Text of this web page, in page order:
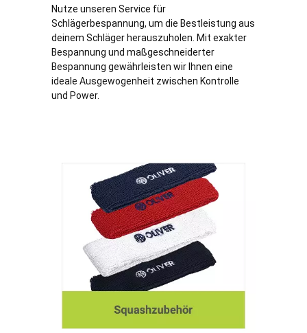
Nutze unseren Service für
Schlägerbespannung, um die Bestleistung aus
deinem Schläger herauszuholen. Mit exakter
Bespannung und maßgeschneiderter
Bespannung gewährleisten wir Ihnen eine
ideale Ausgewogenheit zwischen Kontrolle
und Power.